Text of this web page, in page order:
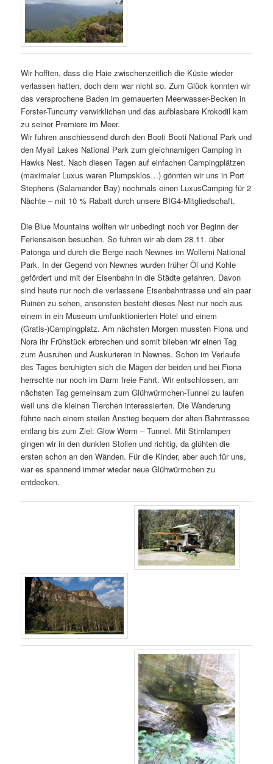
Wir hofften, dass die Haie zwischenzeitlich die Küste wieder
verlassen hatten, doch dem war nicht so. Zum Glück konnten wir
das versprochene Baden im gemauerten Meerwasser-Becken in
Forster-Tuncurry verwirklichen und das aufblasbare Krokodil kam
zu seiner Premiere im Meer.
Wir fuhren anschiessend durch den Booti Booti National Park und
den Myall Lakes National Park zum gleichnamigen Camping in
Hawks Nest. Nach diesen Tagen auf einfachen Campingplätzen
(maximaler Luxus waren Plumpsklos…) gönnten wir uns in Port
Stephens (Salamander Bay) nochmals einen LuxusCamping für 2
Nächte – mit 10 % Rabatt durch unsere BIG4-Mitgliedschaft.
Die Blue Mountains wollten wir unbedingt noch vor Beginn der
Feriensaison besuchen. So fuhren wir ab dem 28.11. über
Patonga und durch die Berge nach Newnes im Wollemi National
Park. In der Gegend von Newnes wurden früher Öl und Kohle
gefördert und mit der Eisenbahn in die Städte gefahren. Davon
sind heute nur noch die verlassene Eisenbahntrasse und ein paar
Ruinen zu sehen, ansonsten besteht dieses Nest nur noch aus
einem in ein Museum umfunktionierten Hotel und einem
(Gratis-)Campingplatz. Am nächsten Morgen mussten Fiona und
Nora ihr Frühstück erbrechen und somit blieben wir einen Tag
zum Ausruhen und Auskurieren in Newnes. Schon im Verlaufe
des Tages beruhigten sich die Mägen der beiden und bei Fiona
herrschte nur noch im Darm freie Fahrt. Wir entschlossen, am
nächsten Tag gemeinsam zum Glühwürmchen-Tunnel zu laufen
weil uns die kleinen Tierchen interessierten. Die Wanderung
führte nach einem steilen Anstieg bequem der alten Bahntrassee
entlang bis zum Ziel: Glow Worm – Tunnel. Mit Stirnlampen
gingen wir in den dunklen Stollen und richtig, da glühten die
ersten schon an den Wänden. Für die Kinder, aber auch für uns,
war es spannend immer wieder neue Glühwürmchen zu
entdecken.